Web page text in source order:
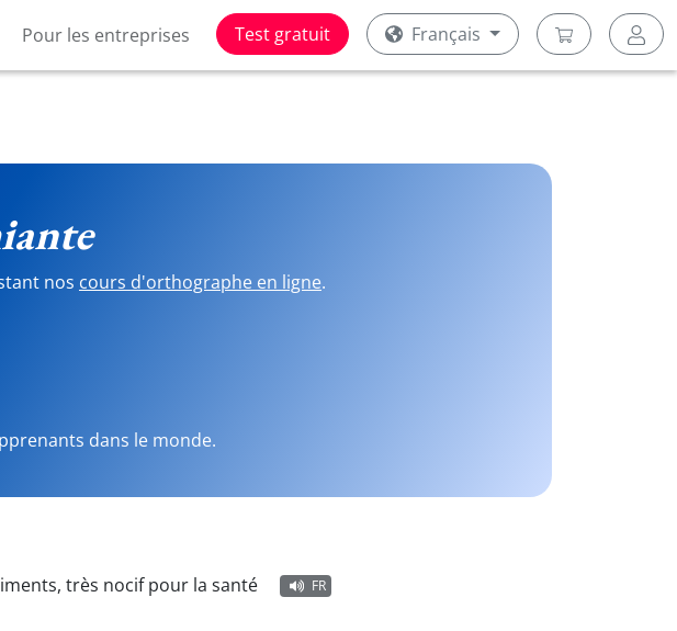
Pour les entreprises Test gratuit Français
nos cours d'orthographe en ligne.
dans le monde.
très nocif pour la santé FR